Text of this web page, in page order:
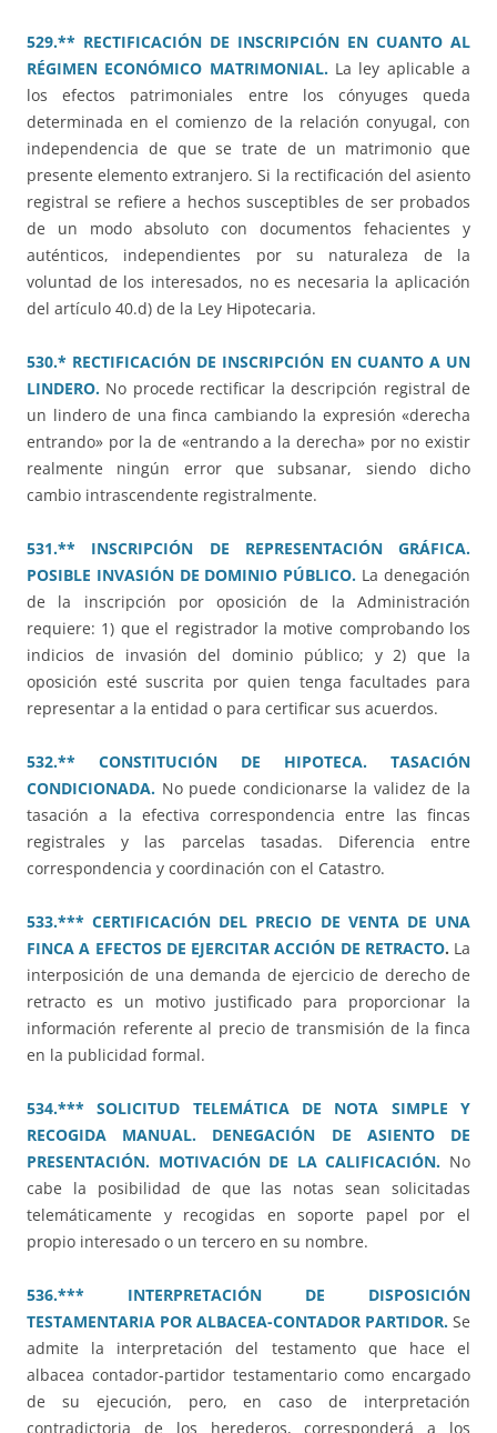
529.** RECTIFICACIÓN DE INSCRIPCIÓN EN CUANTO AL
RÉGIMEN ECONÓMICO MATRIMONIAL.La ley aplicable a
los efectos patrimoniales entre los cónyuges queda
determinada en el comienzo de la relación conyugal, con
independencia de que se trate de un matrimonio que
presente elemento extranjero. Si la rectificación del asiento
registral se refiere a hechos susceptibles de ser probados
de un modo absoluto con documentos fehacientes y
auténticos, independientes por su naturaleza de la
voluntad de los interesados, no es necesaria la aplicación
del artículo 40.d) de la Ley Hipotecaria.
530.* RECTIFICACIÓN DE INSCRIPCIÓN EN CUANTO A UN
LINDERO. No procede rectificar la descripción registral de
un lindero de una finca cambiando la expresión «derecha
entrando» por la de «entrando a la derecha» por no existir
realmente ningún error que subsanar, siendo dicho
cambio intrascendente registralmente.
531.** INSCRIPCIÓN DE REPRESENTACIÓN GRÁFICA.
POSIBLE INVASIÓN DE DOMINIO PÚBLICO. La denegación
de la inscripción por oposición de la Administración
requiere: 1) que el registrador la motive comprobando los
indicios de invasión del dominio público; y 2) que la
oposición esté suscrita por quien tenga facultades para
representar a la entidad o para certificar sus acuerdos.
532.** CONSTITUCIÓN DE HIPOTECA. TASACIÓN
CONDICIONADA. No puede condicionarse la validez de la
tasación a la efectiva correspondencia entre las fincas
registrales y las parcelas tasadas. Diferencia entre
correspondencia y coordinación con el Catastro.
533.*** CERTIFICACIÓN DEL PRECIO DE VENTA DE UNA
FINCA A EFECTOS DE EJERCITAR ACCIÓN DE RETRACTO. La
interposición de una demanda de ejercicio de derecho de
retracto es un motivo justificado para proporcionar la
información referente al precio de transmisión de la finca
en la publicidad formal.
534.*** SOLICITUD TELEMÁTICA DE NOTA SIMPLE Y
RECOGIDA MANUAL. DENEGACIÓN DE ASIENTO DE
PRESENTACIÓN. MOTIVACIÓN DE LA CALIFICACIÓN. No
cabe la posibilidad de que las notas sean solicitadas
telemáticamente y recogidas en soporte papel por el
propio interesado o un tercero en su nombre.
536.*** INTERPRETACIÓN DE DISPOSICIÓN
TESTAMENTARIA POR ALBACEA-CONTADOR PARTIDOR. Se
admite la interpretación del testamento que hace el
albacea contador-partidor testamentario como encargado
de su ejecución, pero, en caso de interpretación
contradictoria de los herederos, corresponderá a los